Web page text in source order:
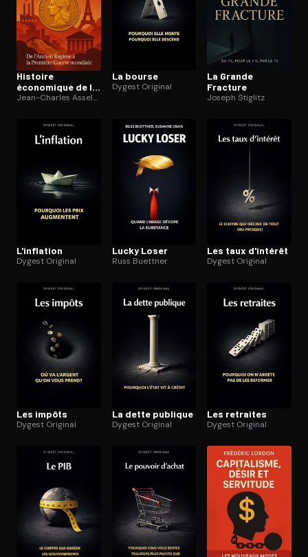
Histoire
économique de la
France (t.1)
Jean-Charles Asselain
La bourse
Dygest Original
La Grande
Fracture
Joseph Stiglitz
L'inflation
Dygest Original
Lucky Loser
Russ Buettner
Les taux d'intérêt
Dygest Original
Les impôts
Dygest Original
La dette publique
Dygest Original
Les retraites
Dygest Original